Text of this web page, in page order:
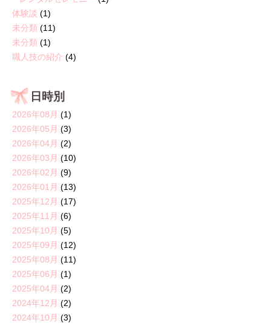
体験談 (1)
未分類 (11)
未分類 (1)
職人技の紹介 (4)
日時別
2026年08月 (1)
2026年05月 (3)
2026年04月 (2)
2026年03月 (10)
2026年02月 (9)
2026年01月 (13)
2025年12月 (17)
2025年11月 (6)
2025年10月 (5)
2025年09月 (12)
2025年08月 (11)
2025年06月 (1)
2025年04月 (2)
2024年12月 (2)
2024年10月 (3)